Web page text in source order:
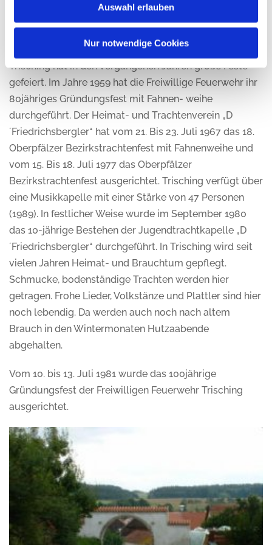
Auswahl erlauben
Nur notwendige Cookies
die katholische Landjugendbewegung, der
Brieftaubenverein „Heim zum Magdalenental“ und die
Ortsgruppe der Verkehrswacht.
Trisching hat in den vergangenen Jahren große Feste
gefeiert. Im Jahre 1959 hat die Freiwillige Feuerwehr ihr
80jähriges Gründungsfest mit Fahnen- weihe
durchgeführt. Der Heimat- und Trachtenverein „D
´Friedrichsbergler“ hat vom 21. Bis 23. Juli 1967 das 18.
Oberpfälzer Bezirkstrachtenfest mit Fahnenweihe und
vom 15. Bis 18. Juli 1977 das Oberpfälzer
Bezirkstrachtenfest ausgerichtet. Trisching verfügt über
eine Musikkapelle mit einer Stärke von 47 Personen
(1989). In festlicher Weise wurde im September 1980
das 10-jährige Bestehen der Jugendtrachtkapelle „D
´Friedrichsbergler“ durchgeführt. In Trisching wird seit
vielen Jahren Heimat- und Brauchtum gepflegt.
Schmucke, bodenständige Trachten werden hier
getragen. Frohe Lieder, Volkstänze und Plattler sind hier
noch lebendig. Da werden auch noch nach altem
Brauch in den Wintermonaten Hutzaabende
abgehalten.
Vom 10. bis 13. Juli 1981 wurde das 100jährige
Gründungsfest der Freiwilligen Feuerwehr Trisching
ausgerichtet.